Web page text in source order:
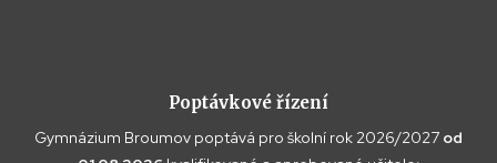
Poptávkové řízení
Gymnázium Broumov poptává pro školní rok 2026/2027 od